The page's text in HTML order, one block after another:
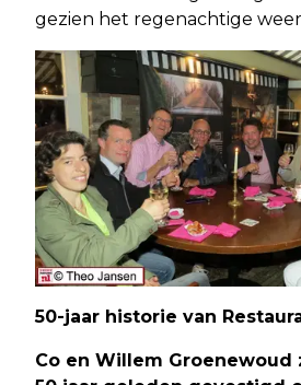
gezien het regenachtige
50-jaar historie van
Co en Willem Groenewoud